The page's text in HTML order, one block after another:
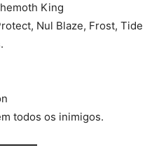
King
Nul Blaze, Frost, Tide
todos os inimigos.